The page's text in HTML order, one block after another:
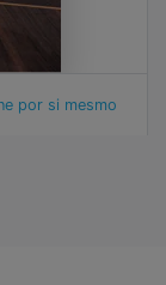
por si mesmo